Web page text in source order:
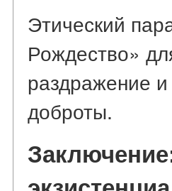
Этический
Рождество»
раздражение
доброты.